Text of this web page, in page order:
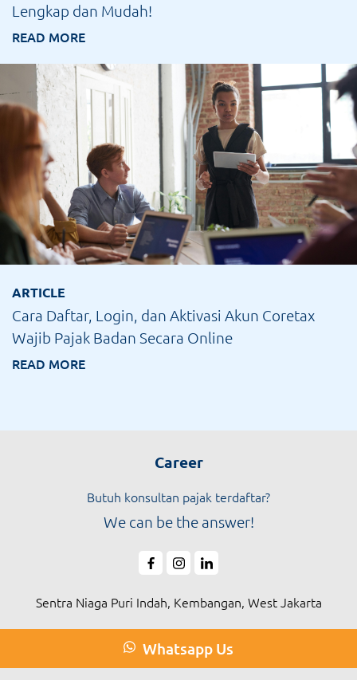
Lengkap dan Mudah!
READ MORE
ARTICLE
Cara Daftar, Login, dan Aktivasi Akun Coretax
Wajib Pajak Badan Secara Online
READ MORE
Career
Butuh konsultan pajak terdaftar?
We can be the answer!
Sentra Niaga Puri Indah, Kembangan, West Jakarta
Whatsapp Us